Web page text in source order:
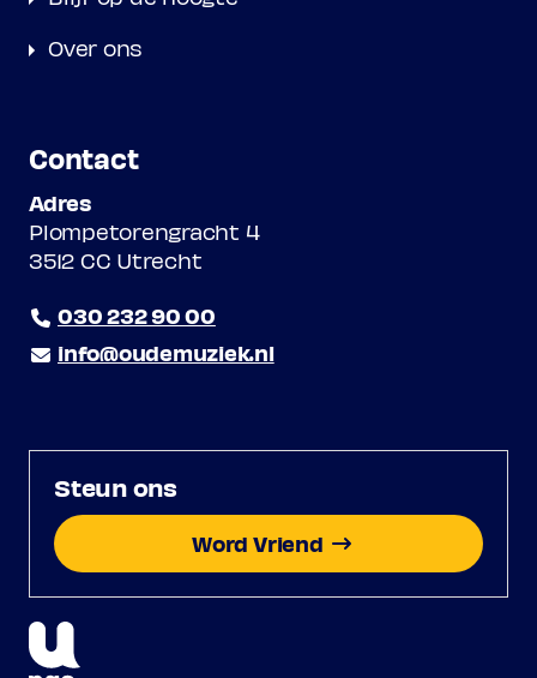
Over ons
Contact
Adres
Plompetorengracht 4
3512 CC Utrecht
030 232 90 00
info@oudemuziek.nl
Steun ons
Word Vriend